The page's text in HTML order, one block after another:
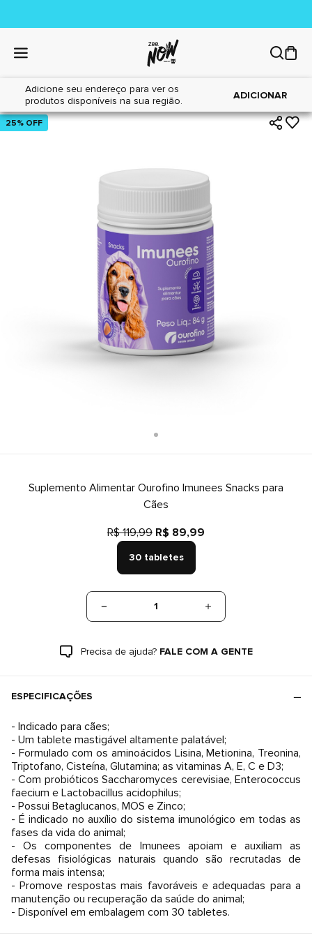
Adicione seu endereço para ver os
produtos disponíveis na sua região.
ADICIONAR
Home|Cães|Farmácia
25% OFF
Suplemento Alimentar Ourofino Imunees Snacks para
Cães
R$ 119,99 R$ 89,99
30 tabletes
1
Precisa de ajuda? FALE COM A GENTE
ESPECIFICAÇÕES
- Indicado para cães;
- Um tablete mastigável altamente palatável;
- Formulado com os aminoácidos Lisina, Metionina, Treonina,
Triptofano, Cisteína, Glutamina; as vitaminas A, E, C e D3;
- Com probióticos Saccharomyces cerevisiae, Enterococcus
faecium e Lactobacillus acidophilus;
- Possui Betaglucanos, MOS e Zinco;
- É indicado no auxílio do sistema imunológico em todas as
fases da vida do animal;
- Os componentes de Imunees apoiam e auxiliam as
defesas fisiológicas naturais quando são recrutadas de
forma mais intensa;
- Promove respostas mais favoráveis e adequadas para a
manutenção ou recuperação da saúde do animal;
- Disponível em embalagem com 30 tabletes.